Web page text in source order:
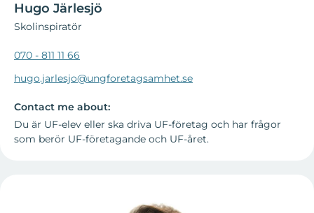
Hugo Järlesjö
Skolinspiratör
070 - 811 11 66
hugo.jarlesjo@ungforetagsamhet.se
Contact me about:
Du är UF-elev eller ska driva UF-företag och har frågor
som berör UF-företagande och UF-året.